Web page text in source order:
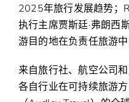
2025年旅行发展趋势；
执行主席贾斯廷·弗朗西
游目的地在负责任旅游中
来自旅行社、航空公司
各自行业在可持续旅游